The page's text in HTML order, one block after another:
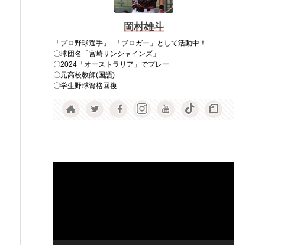
岡村雄斗
「プロ野球選手」+「ブロガー」として活動中！
〇球団名「宮崎サンシャインズ」
〇2024「オーストラリア」でプレー
〇元高校教師(国語)
〇学生野球資格回復